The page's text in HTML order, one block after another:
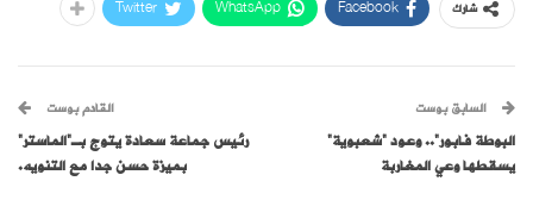
شارك Facebook
WhatsApp
Twitter
السابق بوست
البوطة فابور”.. وعود “شعبوية”
يسقطها وعي المغاربة
القادم بوست
رئيس جماعة سعادة يتوج بـ”الماستر”
بميزة حسن جدا مع التنويه.